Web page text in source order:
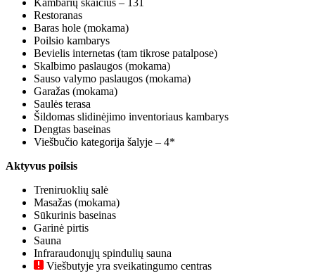
Kambarių skaičius – 131
Restoranas
Baras hole (mokama)
Poilsio kambarys
Bevielis internetas (tam tikrose patalpose)
Skalbimo paslaugos (mokama)
Sauso valymo paslaugos (mokama)
Garažas (mokama)
Saulės terasa
Šildomas slidinėjimo inventoriaus kambarys
Dengtas baseinas
Viešbučio kategorija šalyje – 4*
Aktyvus poilsis
Treniruoklių salė
Masažas (mokama)
Sūkurinis baseinas
Garinė pirtis
Sauna
Infraraudonųjų spindulių sauna
Viešbutyje yra sveikatingumo centras